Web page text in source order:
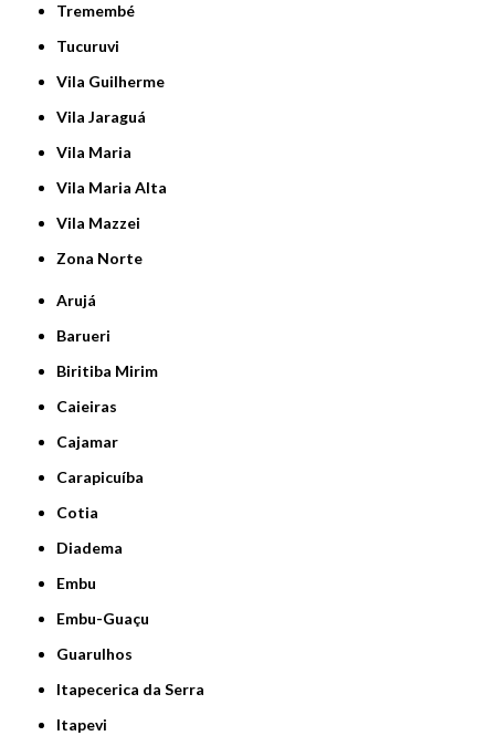
Tremembé
Tucuruvi
Vila Guilherme
Vila Jaraguá
Vila Maria
Vila Maria Alta
Vila Mazzei
Zona Norte
Arujá
Barueri
Biritiba Mirim
Caieiras
Cajamar
Carapicuíba
Cotia
Diadema
Embu
Embu-Guaçu
Guarulhos
Itapecerica da Serra
Itapevi